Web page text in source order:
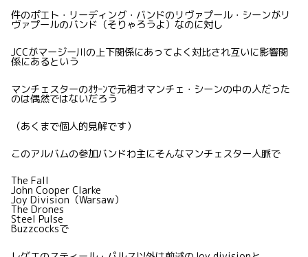
件のポエト・リーディング・バンドのリヴァプール・シーンがリ
ヴァプールのバンド（そりゃろうよ）なのに対し
JCCがマージー川の上下関係にあってよく対比され互いに影響関
係にあるという
マンチェスターのｵｻｰﾝで元祖オマンチェ・シーンの中の人だった
のは偶然ではないだろう
（あくまで個人的見解です）
このアルバムの参加バンドわ主にそんなマンチェスター人脈で
The Fall
John Cooper Clarke
Joy Division（Warsaw）
The Drones
Steel Pulse
Buzzcocksで